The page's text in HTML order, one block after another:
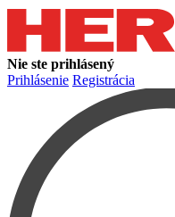
Nie ste prihlásený
Prihlásenie Registrácia